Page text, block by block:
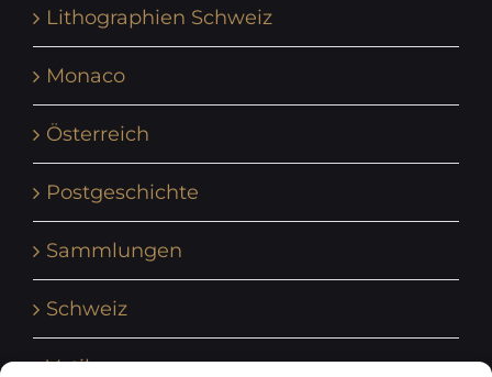
Lithographien Schweiz
Monaco
Österreich
Postgeschichte
Sammlungen
Schweiz
Vatikan